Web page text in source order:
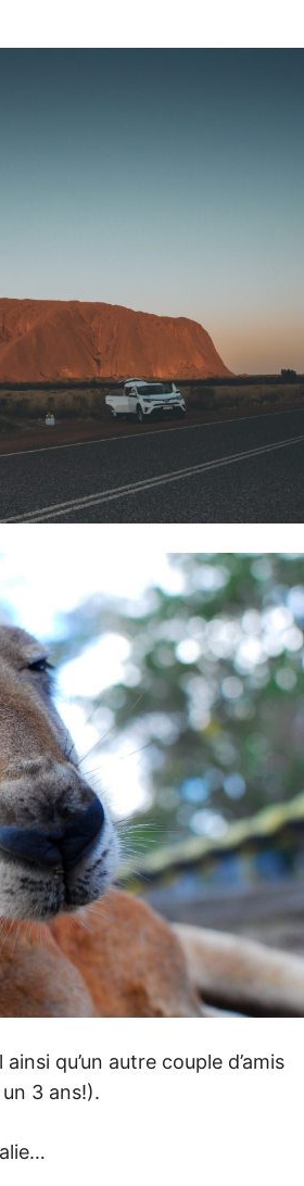
qu’un autre couple d’amis
3 ans!).